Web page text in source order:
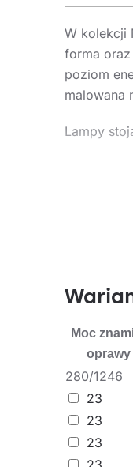
W kolekcji
forma oraz
poziom
malowana
Lampy
Moc
oprawy
280/1246
23
23
23